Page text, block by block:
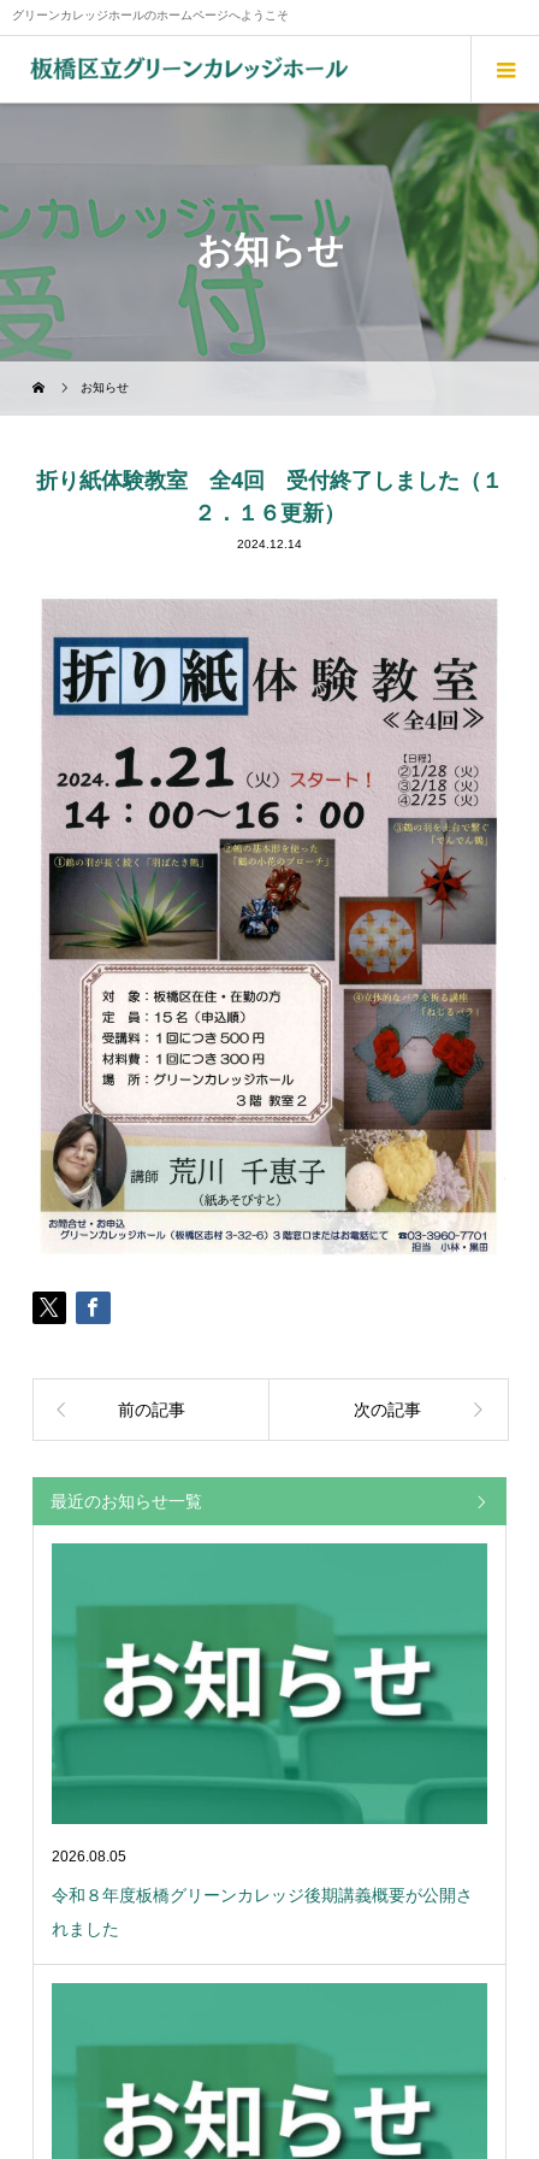
グリーンカレッジホールのホームページへようこそ
お知らせ
お知らせ
折り紙体験教室 全4回 受付終了しました（１
２．１６更新）
2024.12.14
前の記事 次の記事
最近のお知らせ一覧
2026.08.05
令和８年度板橋グリーンカレッジ後期講義概要が公開さ
れました